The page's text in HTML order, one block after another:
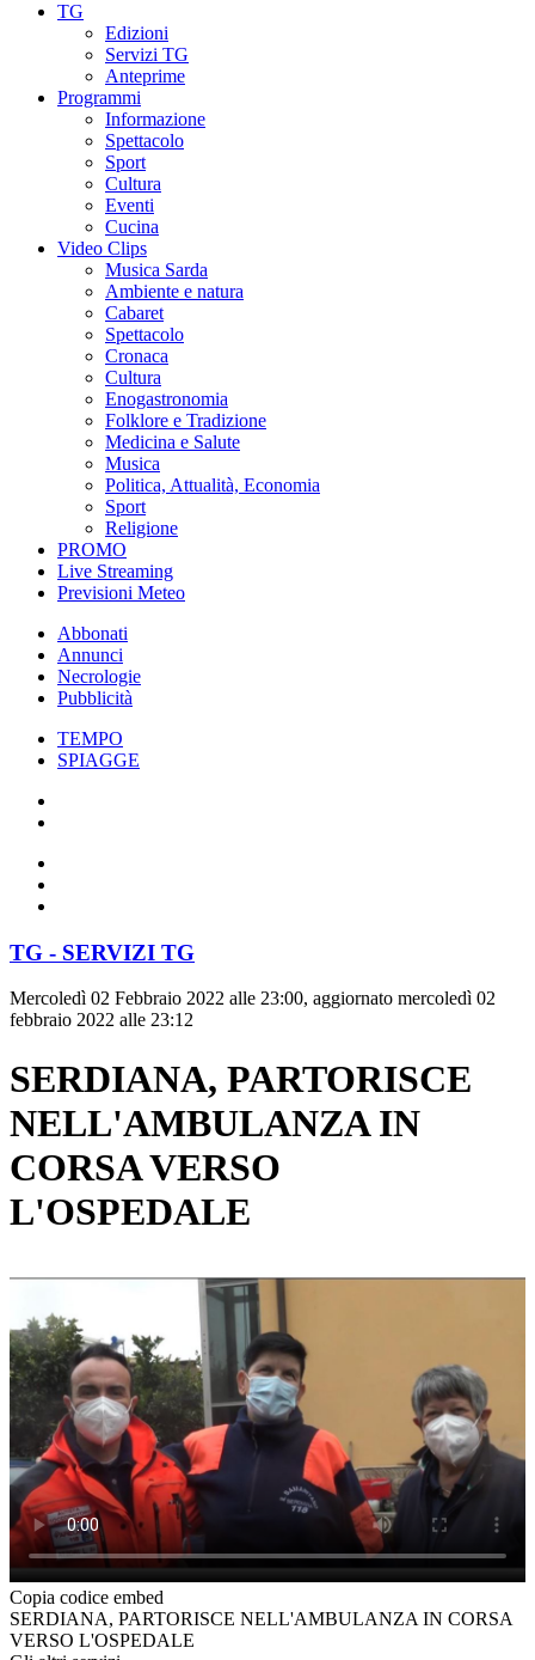
TG
Edizioni
Servizi TG
Anteprime
Programmi
Informazione
Spettacolo
Sport
Cultura
Eventi
Cucina
Video Clips
Musica Sarda
Ambiente e natura
Cabaret
Spettacolo
Cronaca
Cultura
Enogastronomia
Folklore e Tradizione
Medicina e Salute
Musica
Politica, Attualità, Economia
Sport
Religione
PROMO
Live Streaming
Previsioni Meteo
Abbonati
Annunci
Necrologie
Pubblicità
TEMPO
SPIAGGE
TG - SERVIZI TG
Mercoledì 02 Febbraio 2022 alle 23:00, aggiornato mercoledì 02
febbraio 2022 alle 23:12
SERDIANA, PARTORISCE
NELL'AMBULANZA IN
CORSA VERSO
L'OSPEDALE
Copia codice embed
SERDIANA, PARTORISCE NELL'AMBULANZA IN CORSA
VERSO L'OSPEDALE